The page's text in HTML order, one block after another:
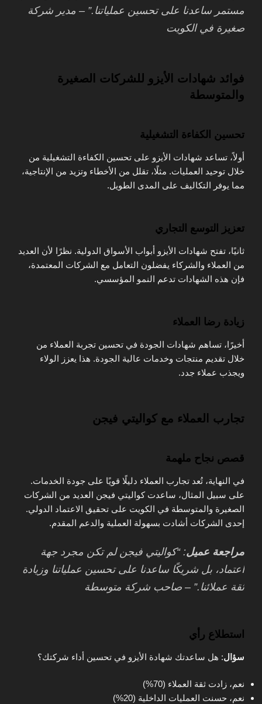
مستمر ساعدنا على تحسين عملياتنا.” – مدير شركة
صغيرة في الكويت
فوائد شهادات الأيزو للشركات الصغيرة
والمتوسطة
تحسين الكفاءة التشغيلية
أولاً، تساعد شهادات الأيزو على تحسين الكفاءة التشغيلية من
خلال توحيد العمليات. مثلًا، تقلل من الأخطاء وتزيد من الإنتاجية،
مما يوفر التكاليف على المدى الطويل.
تعزيز التوسع التجاري
ثانيًا، تفتح شهادات الأيزو أبواب الأسواق الدولية. نظرًا لأن العديد
من العملاء والشركاء يفضلون التعامل مع الشركات المعتمدة،
فإن هذه الشهادات تدعم النمو المؤسسي.
زيادة رضا العملاء
أخيرًا، تساهم شهادات الجودة في تحسين تجربة العملاء من
خلال تقديم منتجات وخدمات عالية الجودة. هذا يعزز الولاء
ويجذب عملاء جدد.
تجارب العملاء مع كواليتي فيجن
قصص نجاح ملهمة
في النهاية، تُعد تجارب العملاء دليلًا قويًا على جودة الخدمات.
على سبيل المثال، ساعدت كواليتي فيجن العديد من الشركات
الصغيرة والمتوسطة في الكويت على تحقيق الاعتماد الدولي.
إحدى الشركات أشادت بسهولة العملية والدعم المقدم.
مراجعة عميل: “كواليتي فيجن لم تكن مجرد جهة
اعتماد، بل شريكًا ساعدنا على تحسين عملياتنا وزيادة
ثقة عملائنا.” – صاحب شركة متوسطة
استطلاع رأي
سؤال: هل ساعدتك شهادة الأيزو في تحسين أداء شركتك؟
نعم، زادت ثقة العملاء (70%)
نعم، حسنت العمليات الداخلية (20%)